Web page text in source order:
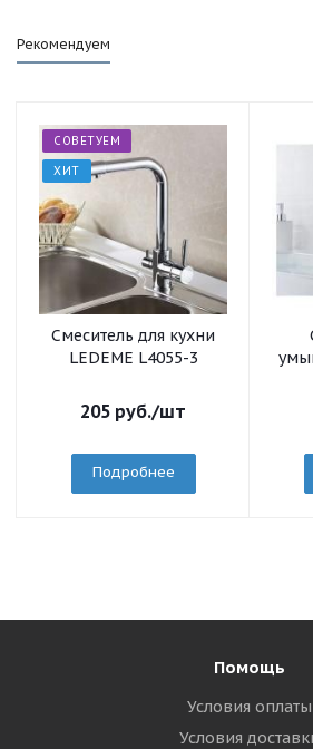
Рекомендуем
СОВЕТУЕМ
ХИТ
Смеситель для кухни
LEDEME L4055-3
205 руб./шт
Подробнее
Помощь
Условия оплаты
Условия